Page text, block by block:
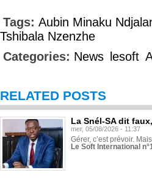
Tags: Aubin Minaku
Tshibala Nzenzhe
Categories: News lesoft
RELATED POSTS
La Snél-SA dit
mer, 05/08/2026 - 11:37
Gérer, c’est prévoir.
Le Soft International